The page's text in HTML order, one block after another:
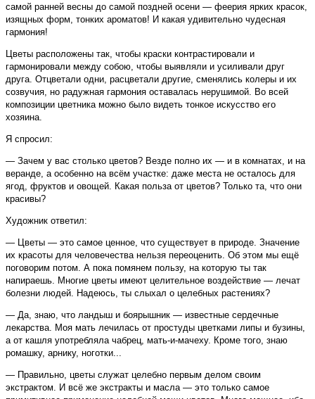
самой ранней весны до самой поздней осени — феерия ярких красок,
изящных форм, тонких ароматов! И какая удивительно чудесная
гармония!
Цветы расположены так, чтобы краски контрастировали и
гармонировали между собою, чтобы выявляли и усиливали друг
друга. Отцветали одни, расцветали другие, сменялись колеры и их
созвучия, но радужная гармония оставалась нерушимой. Во всей
композиции цветника можно было видеть тонкое искусство его
хозяина.
Я спросил:
— Зачем у вас столько цветов? Везде полно их — и в комнатах, и на
веранде, а особенно на всём участке: даже места не осталось для
ягод, фруктов и овощей. Какая польза от цветов? Только та, что они
красивы?
Художник ответил:
— Цветы — это самое ценное, что существует в природе. Значение
их красоты для человечества нельзя переоценить. Об этом мы ещё
поговорим потом. А пока помянем пользу, на которую ты так
напираешь. Многие цветы имеют целительное воздействие — лечат
болезни людей. Надеюсь, ты слыхал о целебных растениях?
— Да, знаю, что ландыш и боярышник — известные сердечные
лекарства. Моя мать лечилась от простуды цветками липы и бузины,
а от кашля употребляла чабрец, мать-и-мачеху. Кроме того, знаю
ромашку, арнику, ноготки...
— Правильно, цветы служат целебно первым делом своим
экстрактом. И всё же экстракты и масла — это только самое